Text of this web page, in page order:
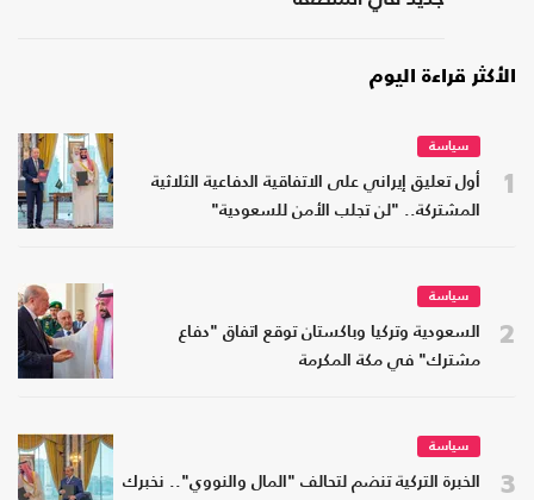
الأكثر قراءة اليوم
1
سياسة
أول تعليق إيراني على الاتفاقية الدفاعية الثلاثية
المشتركة.. "لن تجلب الأمن للسعودية"
2
سياسة
السعودية وتركيا وباكستان توقع اتفاق "دفاع
مشترك" في مكة المكرمة
3
سياسة
الخبرة التركية تنضم لتحالف "المال والنووي".. نخبرك